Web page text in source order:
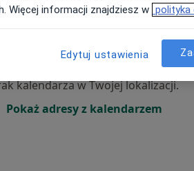
11 Sie
kalendarza w Twojej lokalizacji.
Pokaż adresy z kalendarzem
Więcej informacji znajdziesz w polityka
Edytuj ustawienia